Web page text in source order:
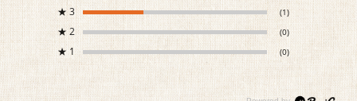
★ 3 (1)
★ 2 (0)
★ 1 (0)